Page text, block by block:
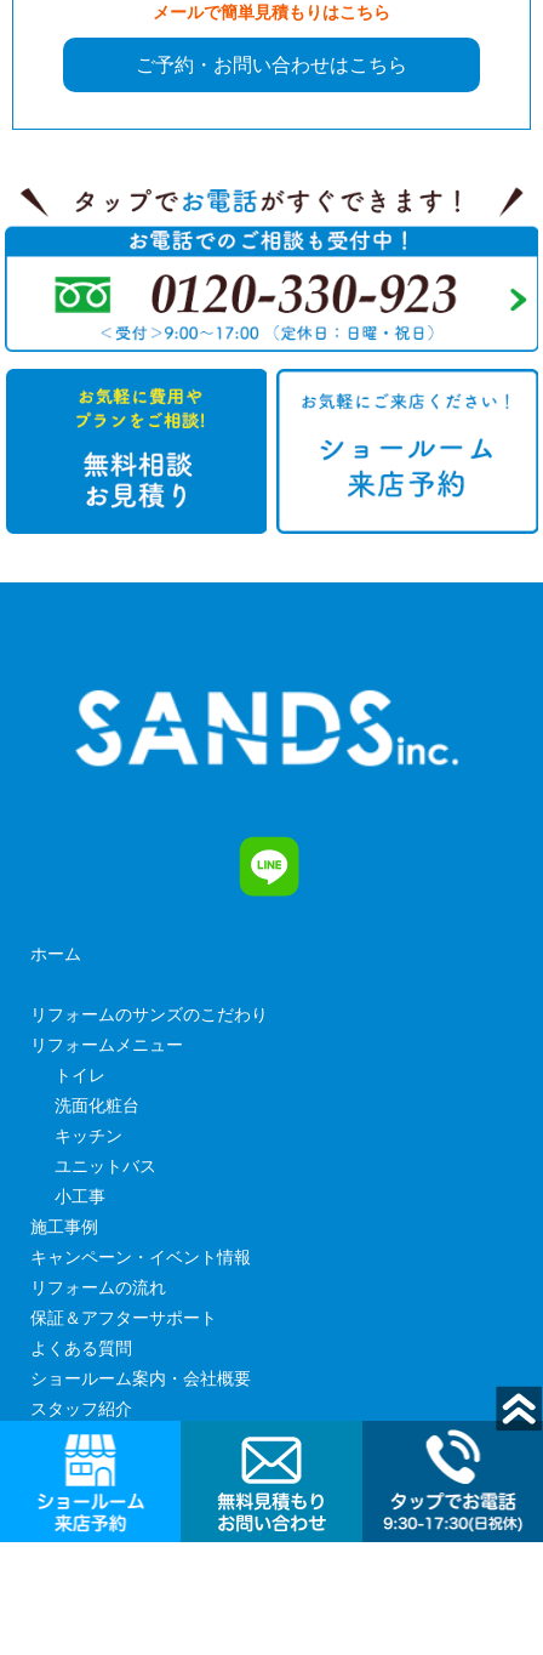
メールで簡単見積もりはこちら
ご予約・お問い合わせはこちら
ホーム
リフォームのサンズのこだわり
リフォームメニュー
トイレ
洗面化粧台
キッチン
ユニットバス
小工事
施工事例
キャンペーン・イベント情報
リフォームの流れ
保証＆アフターサポート
よくある質問
ショールーム案内・会社概要
スタッフ紹介
現場日記
見積依頼・お問い合わせ
ショールームご来店予約